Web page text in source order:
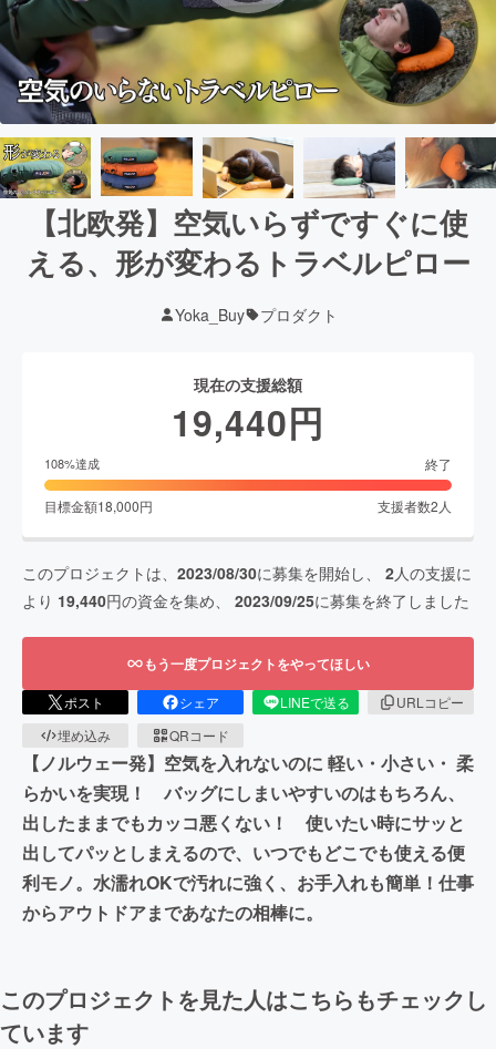
【北欧発】空気いらずですぐに使
える、形が変わるトラベルピロー
Yoka_Buy プロダクト
現在の支援総額
19,440円
108%達成 終了
目標金額18,000円 支援者数2 人
このプロジェクトは、 2023/08/30に募集を開始し、 2人の支援に
より 19,440円の資金を集め、 2023/09/25に募集を終了しました
もう一度プロジェクトをやってほしい
ポスト シェア LINEで送る
URLコピー
埋め込み
QRコード
【ノルウェー発】空気を入れないのに 軽い・小さい・ 柔
らかいを実現！ バッグにしまいやすいのはもちろん、
出したままでもカッコ悪くない！ 使いたい時にサッと
出してパッとしまえるので、いつでもどこでも使える便
利モノ。水濡れOKで汚れに強く、お手入れも簡単！仕事
からアウトドアまであなたの相棒に。
このプロジェクトを見た人はこちらもチェックし
ています